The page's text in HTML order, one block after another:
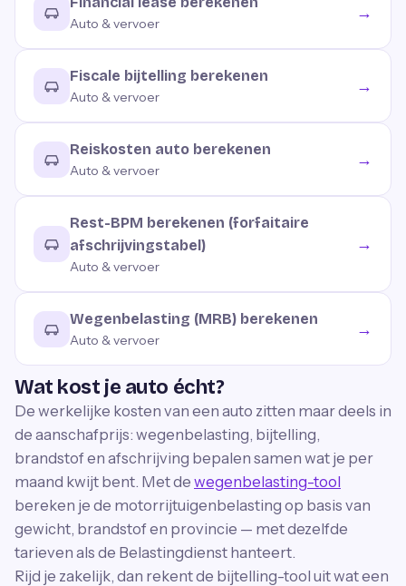
Auto & vervoer
→
Fiscale bijtelling berekenen
Auto & vervoer
→
Reiskosten auto berekenen
Auto & vervoer
→
Rest-BPM berekenen (forfaitaire
afschrijvingstabel)
Auto & vervoer
→
Wegenbelasting (MRB) berekenen
Auto & vervoer
→
Wat kost je auto écht?
De werkelijke kosten van een auto zitten maar deels in
de aanschafprijs: wegenbelasting, bijtelling,
brandstof en afschrijving bepalen samen wat je per
maand kwijt bent. Met de wegenbelasting-tool
bereken je de motorrijtuigenbelasting op basis van
gewicht, brandstof en provincie — met dezelfde
tarieven als de Belastingdienst hanteert.
Rijd je zakelijk, dan rekent de bijtelling-tool uit wat een